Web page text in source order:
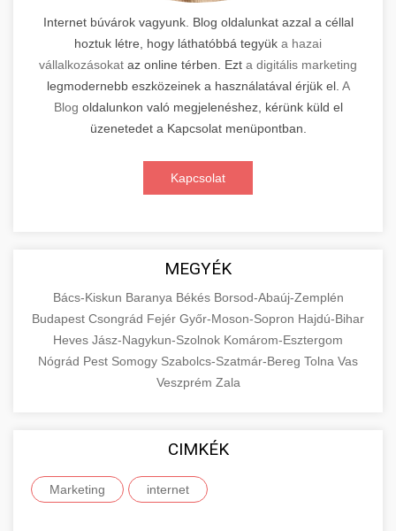
Internet búvárok vagyunk. Blog oldalunkat azzal a céllal
hoztuk létre, hogy láthatóbbá tegyük a hazai
vállalkozásokat az online térben. Ezt a digitális marketing
legmodernebb eszközeinek a használatával érjük el. A
Blog oldalunkon való megjelenéshez, kérünk küld el
üzenetedet a Kapcsolat menüpontban.
Kapcsolat
MEGYÉK
Bács-Kiskun Baranya Békés Borsod-Abaúj-Zemplén
Budapest Csongrád Fejér Győr-Moson-Sopron Hajdú-Bihar
Heves Jász-Nagykun-Szolnok Komárom-Esztergom
Nógrád Pest Somogy Szabolcs-Szatmár-Bereg Tolna Vas
Veszprém Zala
CIMKÉK
Marketing internet